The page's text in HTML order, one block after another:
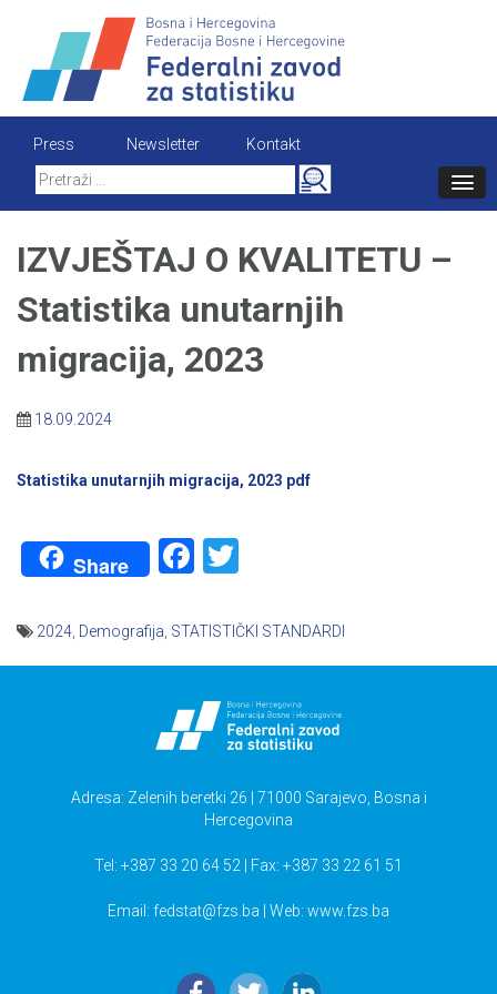
content
Press Newsletter
Kontakt
Search
for:
IZVJEŠTAJ O KVALITETU –
Statistika unutarnjih
migracija, 2023
18.09.2024
Statistika unutarnjih migracija, 2023 pdf
Share Facebook
2024 Demografija STATISTIČKI STANDARDI
Adresa: Zelenih beretki 26 | 71000 Sarajevo, Bosna i
Hercegovina
Tel: +387 33 20 64 52 | Fax: +387 33 22 61 51
Email: fedstat@fzs.ba | Web: www.fzs.ba